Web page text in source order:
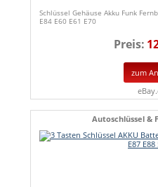
Schlüssel Gehäuse Akku Funk
E84 E60 E61 E70
Preis:
zum
Autoschlüssel &